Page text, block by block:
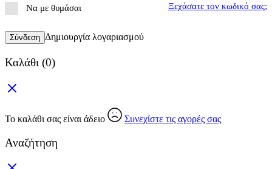
Να με θυμάσαι Ξεχάσατε τον κωδικό σας;
Σύνδεση Δημιουργία λογαριασμού
Καλάθι (0)
Το καλάθι σας είναι άδειο Συνεχίστε τις αγορές σας
Αναζήτηση